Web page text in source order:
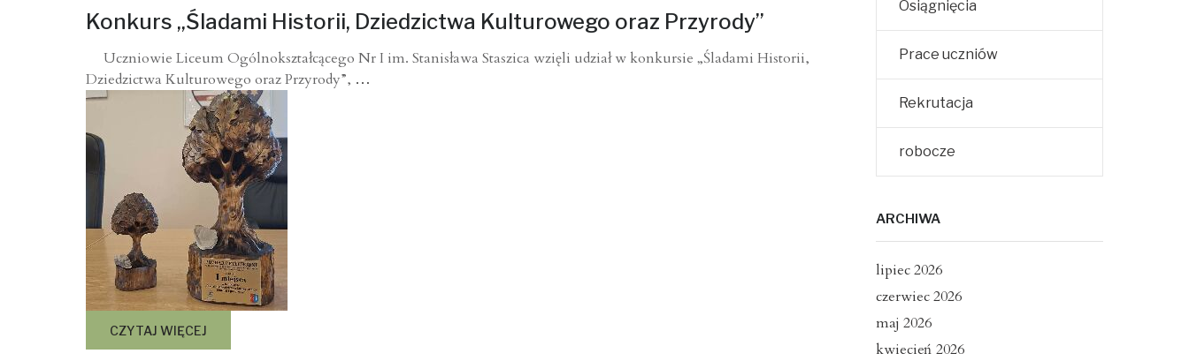
Konkurs „Śladami Historii, Dziedzictwa Kulturowego oraz Przyrody”
Uczniowie Liceum Ogólnokształcącego Nr I im. Stanisława Staszica wzięli udział w konkursie „Śladami Historii,
Dziedzictwa Kulturowego oraz Przyrody”, …
CZYTAJ WIĘCEJ
Osiągnięcia
Prace uczniów
Rekrutacja
robocze
ARCHIWA
lipiec 2026
czerwiec 2026
maj 2026
kwiecień 2026